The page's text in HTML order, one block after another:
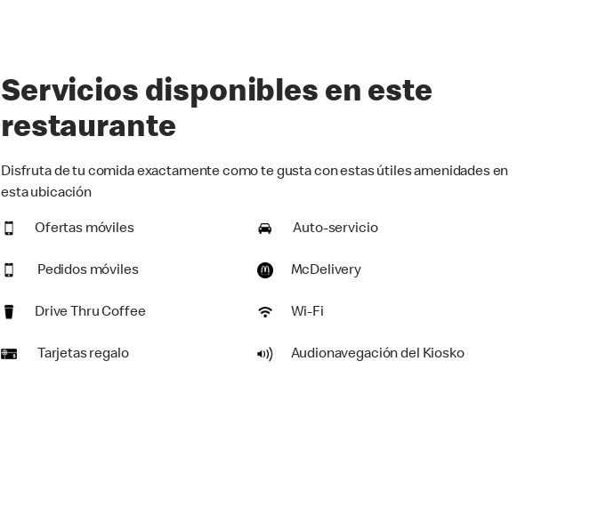
Servicios disponibles en este
restaurante
Disfruta de tu comida exactamente como te gusta con estas útiles amenidades en
esta ubicación
Ofertas móviles Auto-servicio
Pedidos móviles McDelivery
Drive Thru Coffee Wi-Fi
Tarjetas regalo Audionavegación del Kiosko